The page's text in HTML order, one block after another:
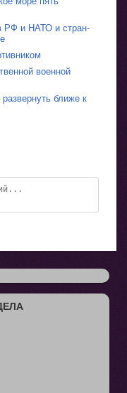
РФ и НАТО и стран-
военной
ближе к